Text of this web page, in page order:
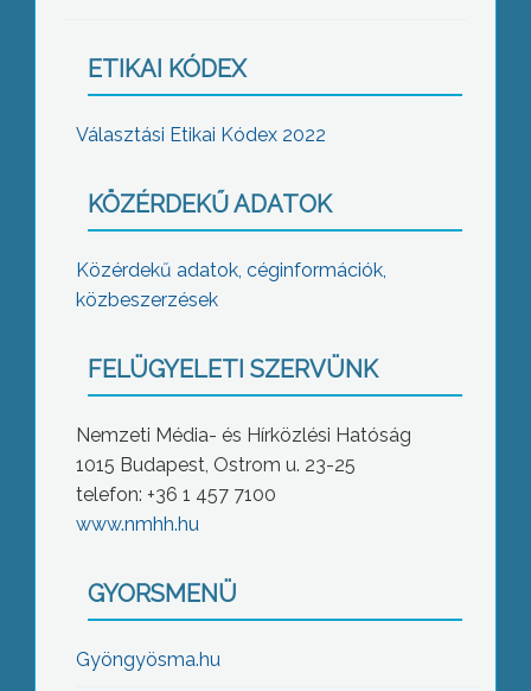
ETIKAI KÓDEX
Választási Etikai Kódex 2022
KÖZÉRDEKŰ ADATOK
Közérdekű adatok, céginformációk,
közbeszerzések
FELÜGYELETI SZERVÜNK
Nemzeti Média- és Hírközlési Hatóság
1015 Budapest, Ostrom u. 23-25
telefon: +36 1 457 7100
www.nmhh.hu
GYORSMENÜ
Gyöngyösma.hu